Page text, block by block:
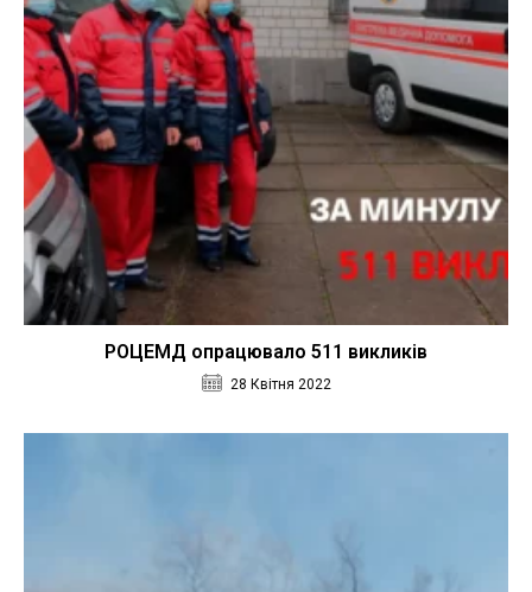
РОЦЕМД опрацювало 511 викликів
28 Квітня 2022